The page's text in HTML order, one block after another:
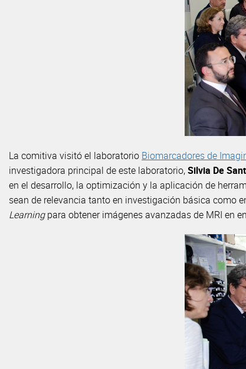
La comitiva visitó el laboratorio Biomarcadores de
investigadora principal de este laboratorio,Silvia De
en el desarrollo, la optimización y la aplicación de
sean de relevancia tanto en investigación básica como
Learningpara obtener imágenes avanzadas de MRI en